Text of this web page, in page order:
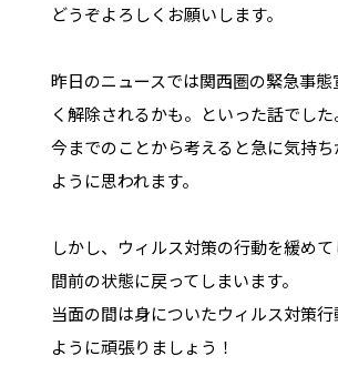
どうぞよろしくお願いします。
昨日のニュースでは関西圏の緊急事
く解除されるかも。といった話でした
今までのことから考えると急に気持
ように思われます。
しかし、ウィルス対策の行動を緩め
間前の状態に戻ってしまいます。
当面の間は身についたウィルス対策
ように頑張りましょう！